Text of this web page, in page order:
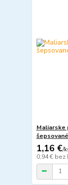
Maliarske
šepsované
1,16 €/
0,94 € bez